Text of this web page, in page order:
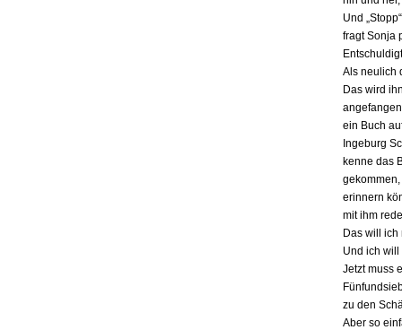
Und
fragt Sonja
Als neulich
Das wird
ein Buch
Ingeburg
kenne das
erinnern
mit ihm
Das will
Und ich
Jetzt muss
zu den
Aber so